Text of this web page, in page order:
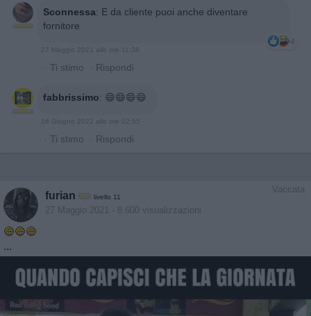
Sconnessa: E da cliente puoi anche diventare
fornitore
4
27 Maggio 2021 alle ore 11:38
· Ti stimo · Rispondi
fabbrissimo: 😄😄😄😄
16 Giugno 2022 alle ore 02:55
· Ti stimo · Rispondi
Vaccata
furian livello 11
27 Maggio 2021 - 8.600 visualizzazioni
...